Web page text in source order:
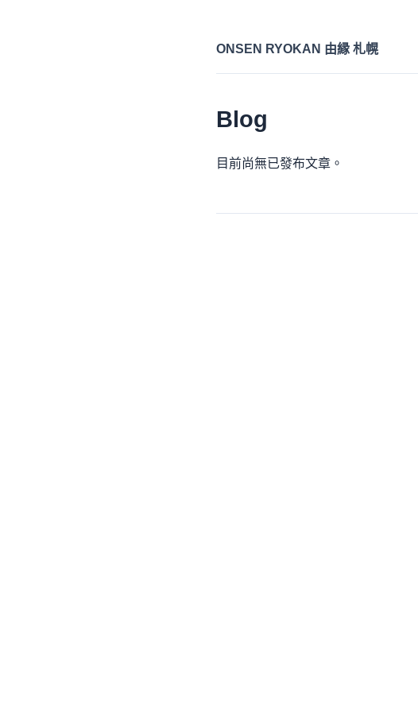
ONSEN RYOKAN 由縁 札幌
Blog
目前尚無已發布文章。